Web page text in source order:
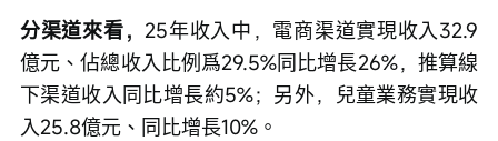
分渠道來看， 25年收入中，電商渠道實現收入32.9
億元、佔總收入比例爲29.5%同比增長26%，推算線
下渠道收入同比增長約5%；另外，兒童業務實現收
入25.8億元、同比增長10%。